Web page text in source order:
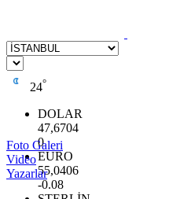
24°
DOLAR
47,6704
0
EURO
55,0406
-0.08
Foto Galeri
Video
Yazarlar